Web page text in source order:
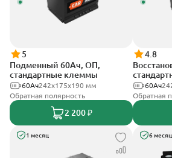
5
Подменный 60Ач, ОП,
стандартные клеммы
242х175х190 мм
60Ач
Обратная полярность
2 200 ₽
4.8
60Ач
Обратная
1 месяц 6